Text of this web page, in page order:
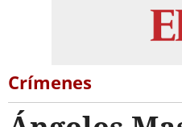
Crímenes